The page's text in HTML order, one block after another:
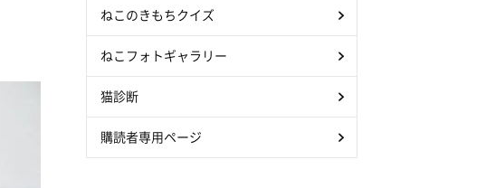
ねこのきもちクイズ
ねこフォトギャラリー
猫診断
購読者専用ページ